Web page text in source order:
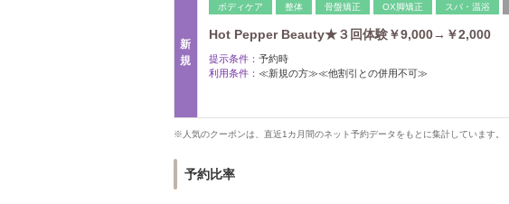
新
規
ボディケア 整体 骨盤矯正 OX脚矯正 スパ・温浴
Hot Pepper Beauty★３回体験￥9,000→￥2,000
提示条件： 予約時
利用条件： ≪新規の方≫≪他割引との併用不可≫
※人気のクーポンは、直近1カ月間のネット予約データをもとに集計しています。
予約比率